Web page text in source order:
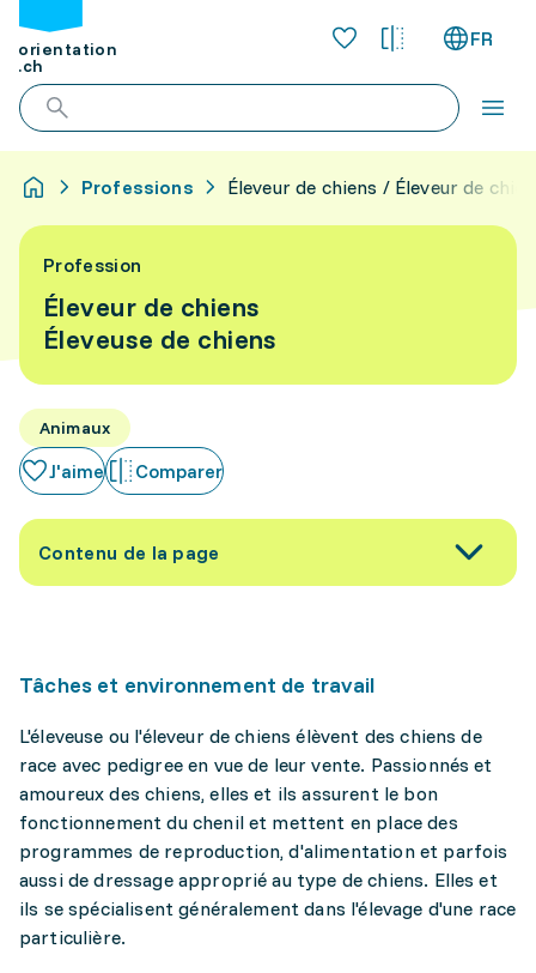
orientation
.ch
FR
Professions Éleveur de chiens / Éleveur de
Profession
Éleveur de chiens
Éleveuse de chiens
Animaux
J'aime Comparer
Contenu de la page
Tâches et environnement de travail
L'éleveuse ou l'éleveur de chiens élèvent des chiens de
race avec pedigree en vue de leur vente. Passionnés et
amoureux des chiens, elles et ils assurent le bon
fonctionnement du chenil et mettent en place des
programmes de reproduction, d'alimentation et parfois
aussi de dressage approprié au type de chiens. Elles et
ils se spécialisent généralement dans l'élevage d'une race
particulière.